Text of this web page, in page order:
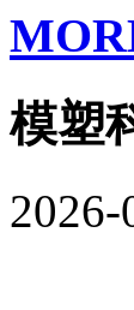
模塑
2026-